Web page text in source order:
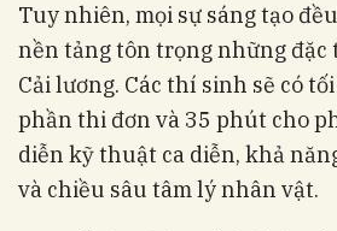
Tuy nhiên, mọi sự sáng tạo
nền tảng tôn trọng những đặc
Cải lương. Các thí sinh sẽ có
phần thi đơn và 35 phút cho
diễn kỹ thuật ca diễn, khả
và chiều sâu tâm lý nhân vật.